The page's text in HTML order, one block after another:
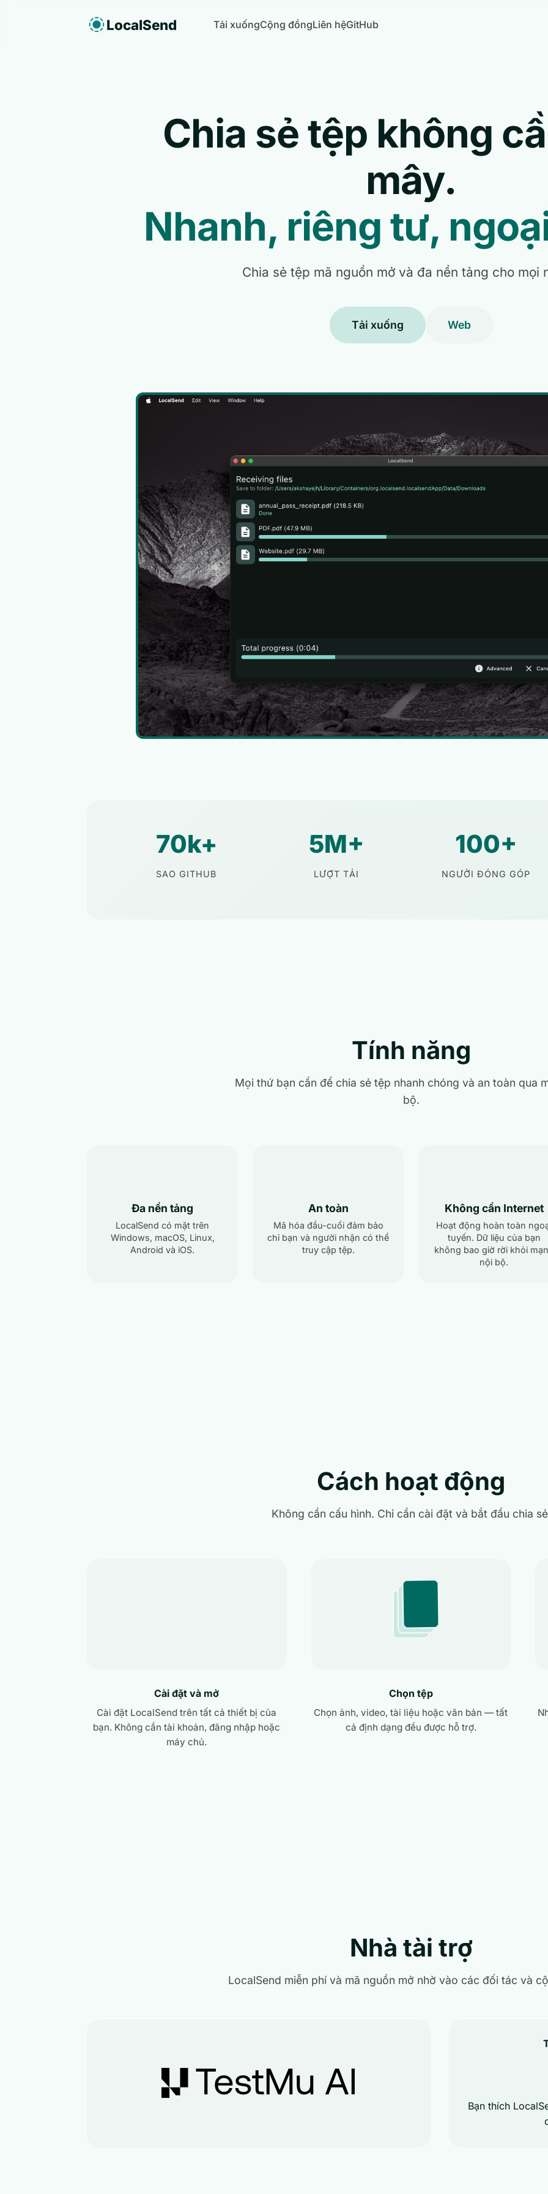
LocalSend Tải xuốngCộng đồngLiên hệGitHub
Chia sẻ tệp không
mây.
Nhanh, riêng tư,
Chia sẻ tệp mã nguồn mở và đa nền tảng cho mọi
Tải xuống Web
70k+
SAO GITHUB
5M+
LƯỢT TẢI
100+
NGƯỜI ĐÓNG GÓP
Tính năng
Mọi thứ bạn cần để chia sẻ tệp nhanh chóng và an toàn qua
bộ.
Đa nền tảng
LocalSend có mặt trên
Windows, macOS, Linux,
Android và iOS.
An toàn
Mã hóa đầu-cuối đảm bảo
chỉ bạn và người nhận có thể
truy cập tệp.
Không cần Internet
Hoạt động hoàn toàn
tuyến. Dữ liệu của bạn
không bao giờ rời khỏi
nội bộ.
Cách hoạt động
Không cần cấu hình. Chỉ cần cài đặt và bắt đầu chia
Cài đặt và mở
Cài đặt LocalSend trên tất cả thiết bị của
bạn. Không cần tài khoản, đăng nhập hoặc
máy chủ.
Chọn tệp
Chọn ảnh, video, tài liệu hoặc văn bản — tất
cả định dạng đều được hỗ trợ.
Nhà tài trợ
LocalSend miễn phí và mã nguồn mở nhờ vào các đối tác và
Bạn thích